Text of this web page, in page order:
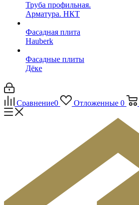
Труба профильная.
Арматура. НКТ
Фасадная плита
Hauberk
Фасадные плиты
Дёке
Сравнение0 Отложенные 0